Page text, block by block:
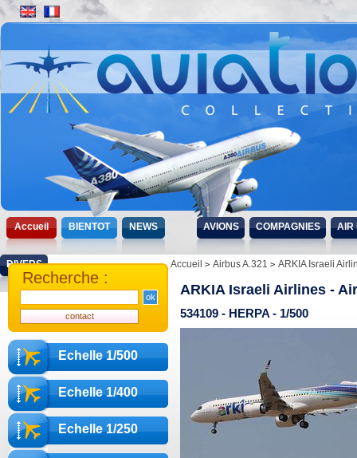
Accueil BIENTOT NEWS AVIONS COMPAGNIES AIR
DIVERS
Echelle 1/500
Echelle 1/400
Echelle 1/250
Recherche :
Accueil Airbus A.321 ARKIA Israeli
ARKIA Israeli Airlines -
534109 - HERPA - 1/500